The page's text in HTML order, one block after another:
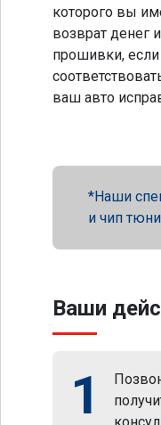
которого вы
возврат денег
прошивки, если
ваш авто
Наши
и чип
Ваши
1